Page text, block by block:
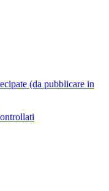
(da pubblicare in